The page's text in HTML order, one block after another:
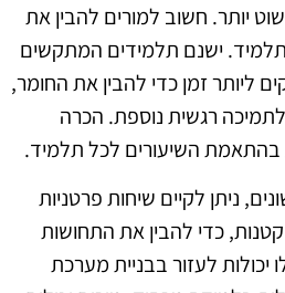
יותר. חשוב למורים להבין את
תלמיד. ישנם תלמידים המתקשים
ליותר זמן כדי להבין את החומר,
רגשית נוספת. הכרה
בהתאמת השיעורים לכל תלמיד.
ניתן לקיים שיחות פרטניות
כדי להבין את התחושות
לעזור בבניית מערכת